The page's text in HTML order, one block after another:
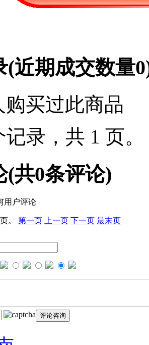
(近期成交数量0
买过此商品
记录，共 1 页。
(共0条评论)
用户评论
。 第一页 上一页 下一页 最末页